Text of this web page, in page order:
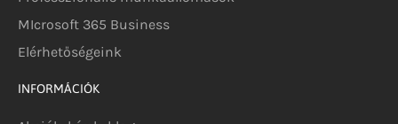
MIcrosoft 365 Business
Elérhetőségeink
INFORMÁCIÓK